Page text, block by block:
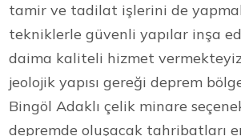
tamir ve tadilat işlerini de
tekniklerle güvenli yapılar inşa
daima kaliteli hizmet
jeolojik yapısı gereği deprem
Bingöl Adaklı çelik minare
depremde oluşacak tahribatları